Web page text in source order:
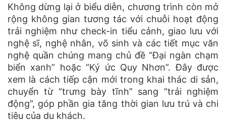
Không dừng lại ở biểu diễn, chương trình còn mở
rộng không gian tương tác với chuỗi hoạt động
trải nghiệm như check-in tiểu cảnh, giao lưu với
nghệ sĩ, nghệ nhân, võ sinh và các tiết mục văn
nghệ quần chúng mang chủ đề “Đại ngàn chạm
biển xanh” hoặc “Ký ức Quy Nhơn”. Đây được
xem là cách tiếp cận mới trong khai thác di sản,
chuyển từ “trưng bày tĩnh” sang “trải nghiệm
động”, góp phần gia tăng thời gian lưu trú và chi
tiêu của du khách.